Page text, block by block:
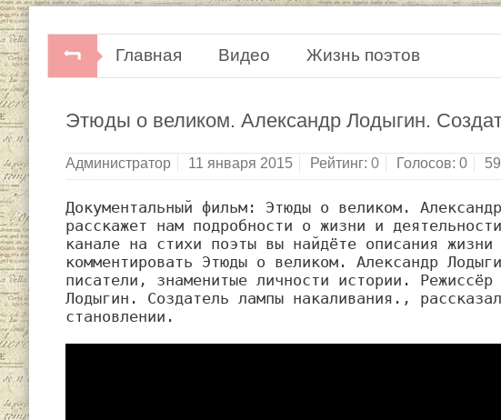
Главная Видео Жизнь поэтов
Этюды о великом. Александр Лодыгин.
Администратор 11 января 2015 Рейтинг: 0 Голосов: 0
Документальный фильм: Этюды о великом.
расскажет нам подробности о жизни и
канале на стихи поэты вы найдёте описания
комментировать Этюды о великом. Александр
писатели, знаменитые личности истории.
Лодыгин. Создатель лампы накаливания.,
становлении.